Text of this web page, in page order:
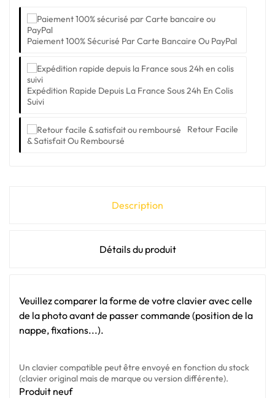
Paiement 100% Sécurisé Par Carte Bancaire Ou PayPal
Expédition Rapide Depuis La France Sous 24h En Colis
Suivi
Retour Facile
& Satisfait Ou Remboursé
Description
Détails du produit
Veuillez comparer la forme de votre clavier avec celle
de la photo avant de passer commande (position de la
nappe, fixations...).
Un clavier compatible peut être envoyé en fonction du stock
(clavier original mais de marque ou version différente).
Produit neuf